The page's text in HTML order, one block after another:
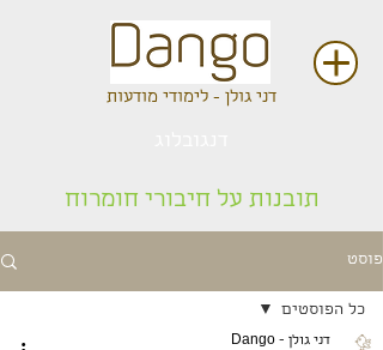
דני גולן - לימודי מודעות
תובנות על חיבורי חומרוח
פוסט
כל הפוסטים
דני גולן - Dango